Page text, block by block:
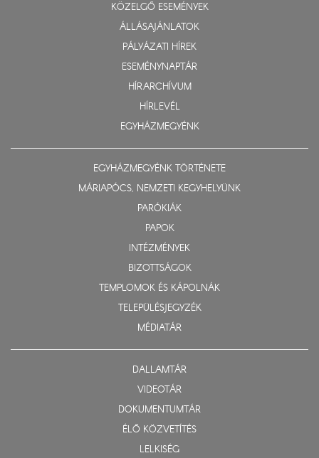
KÖZELGŐ ESEMÉNYEK
ÁLLÁSAJÁNLATOK
PÁLYÁZATI HÍREK
ESEMÉNYNAPTÁR
HÍRARCHÍVUM
HÍRLEVÉL
EGYHÁZMEGYÉNK
EGYHÁZMEGYÉNK TÖRTÉNETE
MÁRIAPÓCS, NEMZETI KEGYHELYÜNK
PARÓKIÁK
PAPOK
INTÉZMÉNYEK
BIZOTTSÁGOK
TEMPLOMOK ÉS KÁPOLNÁK
TELEPÜLÉSJEGYZÉK
MÉDIATÁR
DALLAMTÁR
VIDEOTÁR
DOKUMENTUMTÁR
ÉLŐ KÖZVETÍTÉS
LELKISÉG